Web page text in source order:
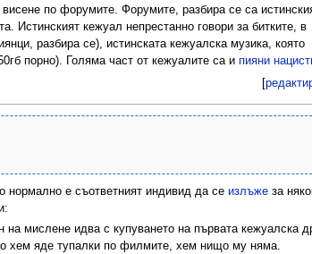
по форумите. Форумите, разбира се са
Истинският кежуал непрестанно говори за битките, в
разбира се), истинската кежуалска музика, която
порно). Голяма част от кежуалите са и пияни
нормално е съответният индивид да се излъжеза
мислене идва с купуването на първата кежуалска
хем яде тупалки по филмите, хем нищо му няма.